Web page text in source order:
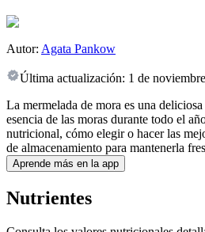
Autor: Agata Pankow
Última actualización: 1 de
La mermelada de mora es una
esencia de las moras durante todo el
nutricional, cómo elegir o hacer las
de almacenamiento para mantenerla
Aprende más en la app
Nutrientes